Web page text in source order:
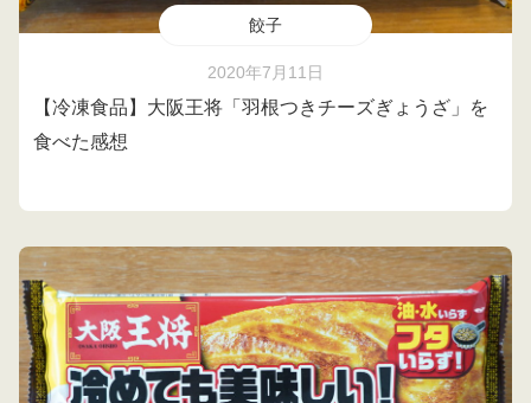
餃子
2020年7月11日
【冷凍食品】大阪王将「羽根つきチーズぎょうざ」を
食べた感想